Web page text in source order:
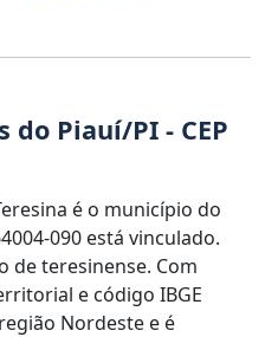
do Piauí/PI - CEP
é o município do
090 está vinculado.
de teresinense. Com
e código IBGE
Nordeste e é